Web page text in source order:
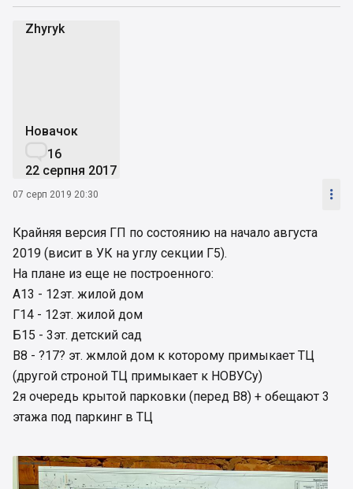
Zhyryk
Новачок
16
22 серпня 2017
07 серп 2019 20:30 
Крайняя версия ГП по состоянию на начало августа
2019 (висит в УК на углу секции Г5).
На плане из еще не построенного:
А13 - 12эт. жилой дом
Г14 - 12эт. жилой дом
Б15 - 3эт. детский сад
В8 - ?17? эт. жмлой дом к которому примыкает ТЦ
(другой строной ТЦ примыкает к НОВУСу)
2я очередь крытой парковки (перед В8) + обещают 3
этажа под паркинг в ТЦ